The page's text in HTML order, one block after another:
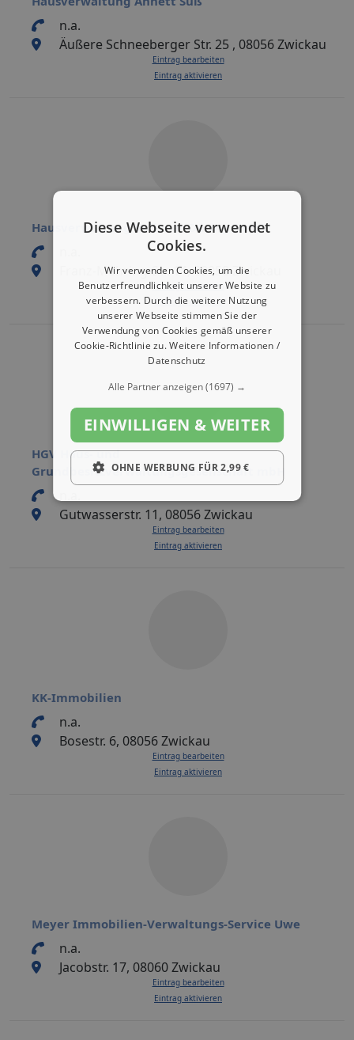
n.a.
Äußere Schneeberger Str. 25 , 08056 Zwickau
Eintrag bearbeiten
Eintrag aktivieren
Hausverwaltung Volkmar Düring GmbH
Franz-Mehring-Str. 14, 08058 Zwickau
Eintrag bearbeiten
Eintrag aktivieren
HGV Haus- und
Grundbesitzverwaltungsgesellschaft mbH
Gutwasserstr. 11, 08056 Zwickau
Eintrag bearbeiten
Eintrag aktivieren
KK-Immobilien
n.a.
Bosestr. 6, 08056 Zwickau
Eintrag bearbeiten
Eintrag aktivieren
Meyer Immobilien-Verwaltungs-Service Uwe
n.a.
Jacobstr. 17, 08060 Zwickau
Eintrag bearbeiten
Eintrag aktivieren
Diese Webseite verwendet
Cookies.
Wir verwenden Cookies, um die
Benutzerfreundlichkeit unserer Website zu
verbessern. Durch die weitere Nutzung
unserer Webseite stimmen Sie der
Verwendung von Cookies gemäß unserer
Cookie-Richtlinie zu.Weitere Informationen /
Datenschutz
Alle Partner anzeigen(1697) →
EINWILLIGEN & WEITER
OHNE WERBUNG FÜR 2,99 €